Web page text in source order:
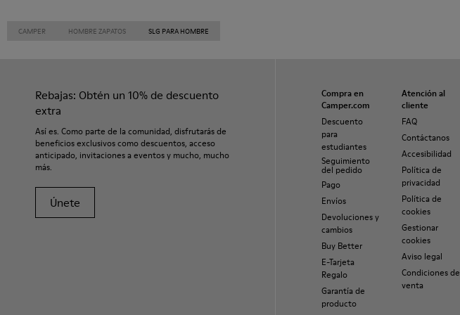
CAMPER HOMBRE ZAPATOS SLG PARA HOMBRE
Rebajas: Obtén un 10% de descuento
extra
Así es. Como parte de la comunidad, disfrutarás de
beneficios exclusivos como descuentos, acceso
anticipado, invitaciones a eventos y mucho, mucho
más.
Únete
Compra en
Camper.com
Descuento
para
estudiantes
Seguimiento
del pedido
Pago
Envíos
Devoluciones y
cambios
Buy Better
E-Tarjeta
Regalo
Garantía de
producto
Atención al
cliente
FAQ
Contáctanos
Accesibilidad
Política de
privacidad
Política de
cookies
Gestionar
cookies
Aviso legal
Condiciones de
venta